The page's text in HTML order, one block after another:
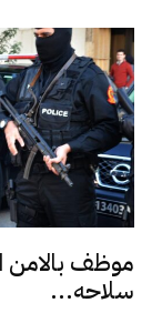
موظف بالامن
سلاحه...